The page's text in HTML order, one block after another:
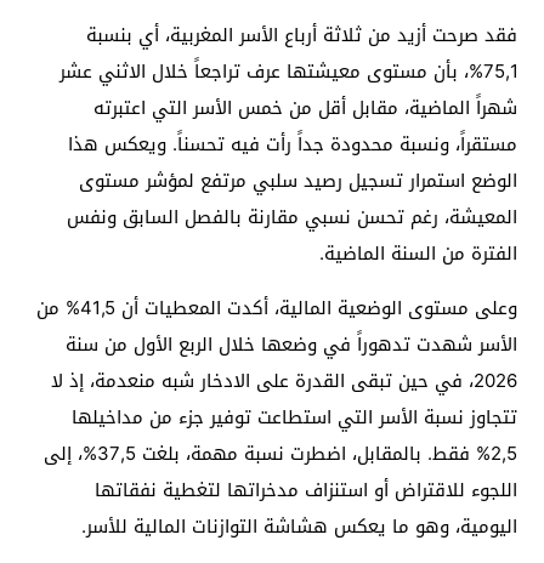
فقد صرحت أزيد من ثلاثة أرباع الأسر المغربية، أي بنسبة
75,1%، بأن مستوى معيشتها عرف تراجعاً خلال الاثني عشر
شهراً الماضية، مقابل أقل من خمس الأسر التي اعتبرته
مستقراً، ونسبة محدودة جداً رأت فيه تحسناً. ويعكس هذا
الوضع استمرار تسجيل رصيد سلبي مرتفع لمؤشر مستوى
المعيشة، رغم تحسن نسبي مقارنة بالفصل السابق ونفس
الفترة من السنة الماضية.
وعلى مستوى الوضعية المالية، أكدت المعطيات أن 41,5% من
الأسر شهدت تدهوراً في وضعها خلال الربع الأول من سنة
2026، في حين تبقى القدرة على الادخار شبه منعدمة، إذ لا
تتجاوز نسبة الأسر التي استطاعت توفير جزء من مداخيلها
2,5% فقط. بالمقابل، اضطرت نسبة مهمة، بلغت 37,5%، إلى
اللجوء للاقتراض أو استنزاف مدخراتها لتغطية نفقاتها
اليومية، وهو ما يعكس هشاشة التوازنات المالية للأسر.